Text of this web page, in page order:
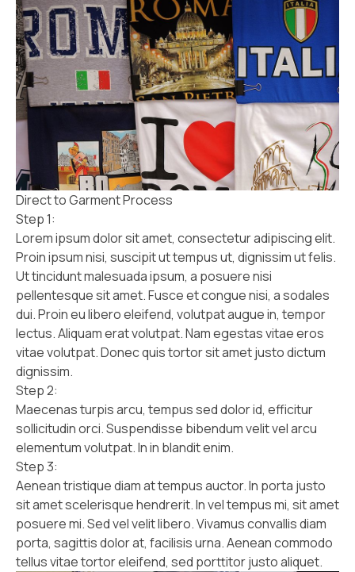
Direct to Garment Process
Step 1:
Lorem ipsum dolor sit amet, consectetur adipiscing elit.
Proin ipsum nisi, suscipit ut tempus ut, dignissim ut felis.
Ut tincidunt malesuada ipsum, a posuere nisi
pellentesque sit amet. Fusce et congue nisi, a sodales
dui. Proin eu libero eleifend, volutpat augue in, tempor
lectus. Aliquam erat volutpat. Nam egestas vitae eros
vitae volutpat. Donec quis tortor sit amet justo dictum
dignissim.
Step 2:
Maecenas turpis arcu, tempus sed dolor id, efficitur
sollicitudin orci. Suspendisse bibendum velit vel arcu
elementum volutpat. In in blandit enim.
Step 3:
Aenean tristique diam at tempus auctor. In porta justo
sit amet scelerisque hendrerit. In vel tempus mi, sit amet
posuere mi. Sed vel velit libero. Vivamus convallis diam
porta, sagittis dolor at, facilisis urna. Aenean commodo
tellus vitae tortor eleifend, sed porttitor justo aliquet.